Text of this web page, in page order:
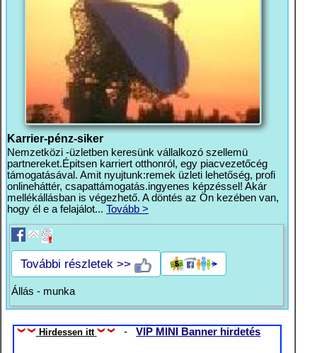
Karrier-pénz-siker
Nemzetközi -üzletben keresünk vállalkozó szellemü
partnereket.Épitsen karriert otthonról, egy piacvezetőcég
támogatásával. Amit nyujtunk:remek üzleti lehetőség, profi
onlineháttér, csapattámogatás.ingyenes képzéssel! Akár
mellékállásban is végezhető. A döntés az Ön kezében van,
hogy él e a felajálot... Tovább >
További részletek >>
Állás - munka
Hirdessen itt -VIP MINI Banner hirdetés